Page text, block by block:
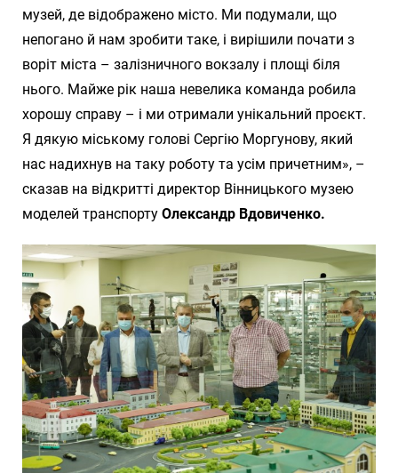
музей, де відображено місто. Ми подумали, що
непогано й нам зробити таке, і вирішили почати з
воріт міста – залізничного вокзалу і площі біля
нього. Майже рік наша невелика команда робила
хорошу справу – і ми отримали унікальний проєкт.
Я дякую міському голові Сергію Моргунову, який
нас надихнув на таку роботу та усім причетним», –
сказав на відкритті директор Вінницького музею
моделей транспорту Олександр Вдовиченко.